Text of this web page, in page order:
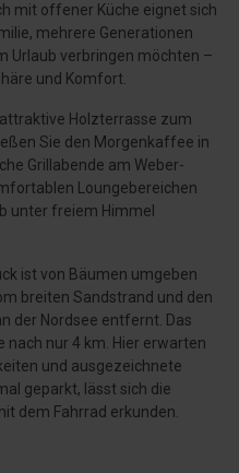
mit offener Küche eignet sich
mehrere Generationen
Urlaub verbringen möchten –
und Komfort.
Holzterrasse zum
Sie den Morgenkaffee in
Grillabende am Weber-
Loungebereichen
unter freiem Himmel
ist von Bäumen umgeben
breiten Sandstrand und den
der Nordsee entfernt. Das
nach nur 4 km. Hier erwarten
und ausgezeichnete
geparkt, lässt sich die
dem Fahrrad erkunden.